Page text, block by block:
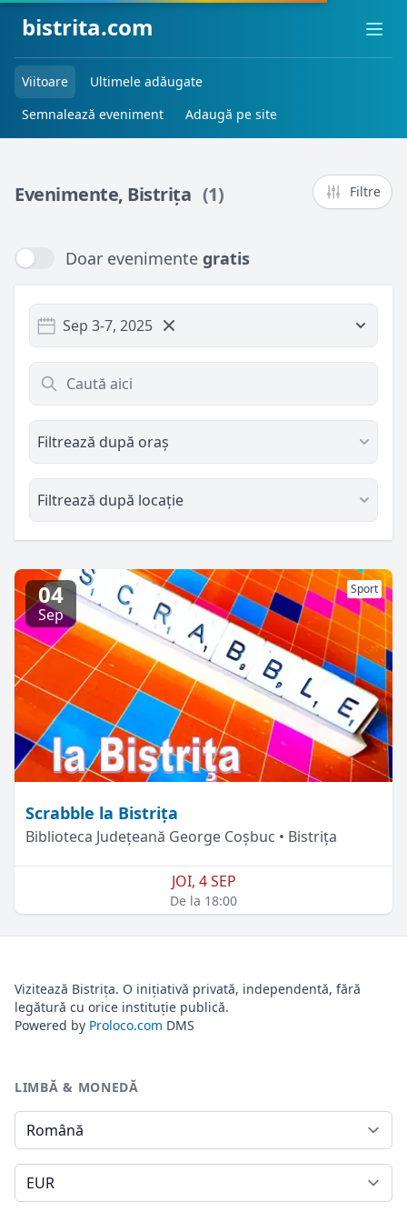
bistrita.com
Viitoare
Ultimele adăugate
Semnalează eveniment
Adaugă pe site
Evenimente, Bistrița (1) Filtre
Doar evenimentegratis
Doar evenimente gratis
Sep 3-7, 2025
Filtrează după oraș
Filtrează după locație
04
Sep
Sport
Scrabble la Bistriţa
Biblioteca Județeană George Coșbuc • Bistrița
JOI, 4 SEP
De la 18:00
Vizitează Bistrița. O inițiativă privată, independentă, fără
legătură cu orice instituție publică.
Powered by Proloco.com DMS
LIMBĂ & MONEDĂ
Limbă
Monedă